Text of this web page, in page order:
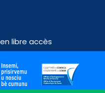
libre accès